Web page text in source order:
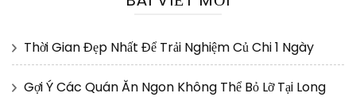
Thời Gian Đẹp Nhất Để Trải Nghiệm Củ Chi 1 Ngày
Gợi Ý Các Quán Ăn Ngon Không Thể Bỏ Lỡ Tại Long